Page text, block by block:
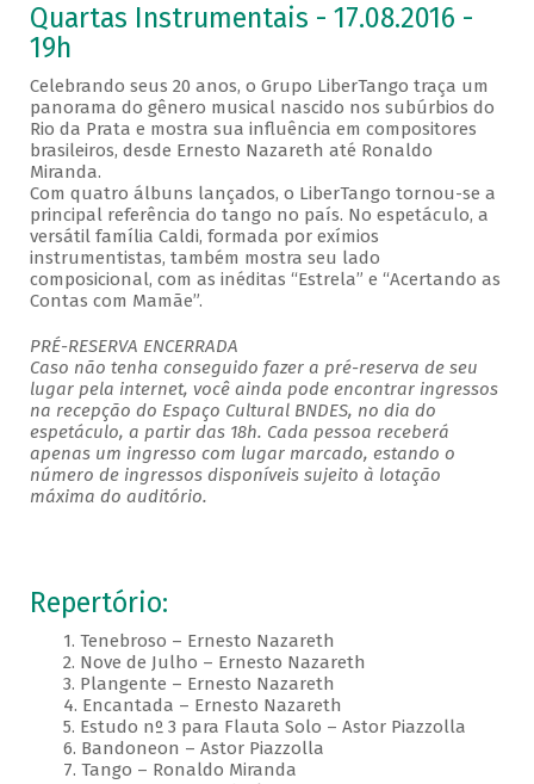
Quartas Instrumentais - 17.08.2016 -
19h
Celebrando seus 20 anos, o Grupo LiberTango traça um
panorama do gênero musical nascido nos subúrbios do
Rio da Prata e mostra sua influência em compositores
brasileiros, desde Ernesto Nazareth até Ronaldo
Miranda.
Com quatro álbuns lançados, o LiberTango tornou-se a
principal referência do tango no país. No espetáculo, a
versátil família Caldi, formada por exímios
instrumentistas, também mostra seu lado
composicional, com as inéditas “Estrela” e “Acertando as
Contas com Mamãe”.
PRÉ-RESERVA ENCERRADA
Caso não tenha conseguido fazer a pré-reserva de seu
lugar pela internet, você ainda pode encontrar ingressos
na recepção do Espaço Cultural BNDES, no dia do
espetáculo, a partir das 18h. Cada pessoa receberá
apenas um ingresso com lugar marcado, estando o
número de ingressos disponíveis sujeito à lotação
máxima do auditório.
Repertório:
1. Tenebroso – Ernesto Nazareth
2. Nove de Julho – Ernesto Nazareth
3. Plangente – Ernesto Nazareth
4. Encantada – Ernesto Nazareth
5. Estudo nº 3 para Flauta Solo – Astor Piazzolla
6. Bandoneon – Astor Piazzolla
7. Tango – Ronaldo Miranda